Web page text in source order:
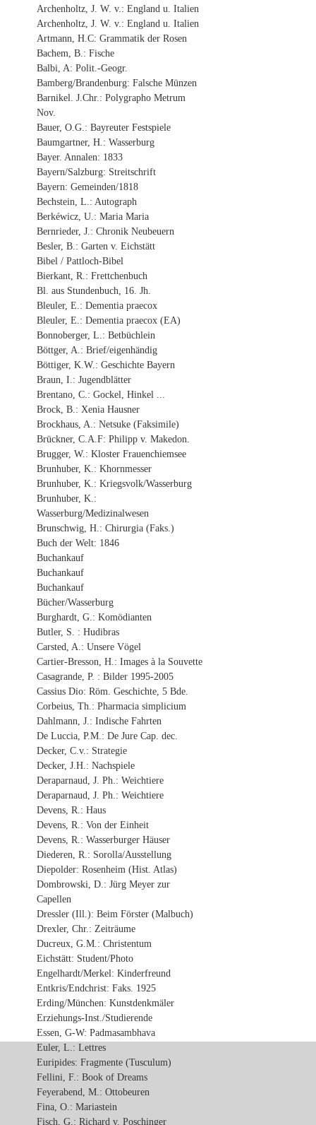
Archenholtz, J. W. v.: England u. Italien
Archenholtz, J. W. v.: England u. Italien
Artmann, H.C: Grammatik der Rosen
Bachem, B.: Fische
Balbi, A: Polit.-Geogr.
Bamberg/Brandenburg: Falsche Münzen
Barnikel. J.Chr.: Polygrapho Metrum
Nov.
Bauer, O.G.: Bayreuter Festspiele
Baumgartner, H.: Wasserburg
Bayer. Annalen: 1833
Bayern/Salzburg: Streitschrift
Bayern: Gemeinden/1818
Bechstein, L.: Autograph
Berkéwicz, U.: Maria Maria
Bernrieder, J.: Chronik Neubeuern
Besler, B.: Garten v. Eichstätt
Bibel / Pattloch-Bibel
Bierkant, R.: Frettchenbuch
Bl. aus Stundenbuch, 16. Jh.
Bleuler, E.: Dementia praecox
Bleuler, E.: Dementia praecox (EA)
Bonnoberger, L.: Betbüchlein
Böttger, A.: Brief/eigenhändig
Böttiger, K.W.: Geschichte Bayern
Braun, I.: Jugendblätter
Brentano, C.: Gockel, Hinkel ...
Brock, B.: Xenia Hausner
Brockhaus, A.: Netsuke (Faksimile)
Brückner, C.A.F: Philipp v. Makedon.
Brugger, W.: Kloster Frauenchiemsee
Brunhuber, K.: Khornmesser
Brunhuber, K.: Kriegsvolk/Wasserburg
Brunhuber, K.:
Wasserburg/Medizinalwesen
Brunschwig, H.: Chirurgia (Faks.)
Buch der Welt: 1846
Buchankauf
Buchankauf
Buchankauf
Bücher/Wasserburg
Burghardt, G.: Komödianten
Butler, S. : Hudibras
Carsted, A.: Unsere Vögel
Cartier-Bresson, H.: Images à la Souvette
Casagrande, P. : Bilder 1995-2005
Cassius Dio: Röm. Geschichte, 5 Bde.
Corbeius, Th.: Pharmacia simplicium
Dahlmann, J.: Indische Fahrten
De Luccia, P.M.: De Jure Cap. dec.
Decker, C.v.: Strategie
Decker, J.H.: Nachspiele
Deraparnaud, J. Ph.: Weichtiere
Deraparnaud, J. Ph.: Weichtiere
Devens, R.: Haus
Devens, R.: Von der Einheit
Devens, R.: Wasserburger Häuser
Diederen, R.: Sorolla/Ausstellung
Diepolder: Rosenheim (Hist. Atlas)
Dombrowski, D.: Jürg Meyer zur
Capellen
Dressler (Ill.): Beim Förster (Malbuch)
Drexler, Chr.: Zeiträume
Ducreux, G.M.: Christentum
Eichstätt: Student/Photo
Engelhardt/Merkel: Kinderfreund
Entkris/Endchrist: Faks. 1925
Erding/München: Kunstdenkmäler
Erziehungs-Inst./Studierende
Essen, G-W: Padmasambhava
Euler, L.: Lettres
Euripides: Fragmente (Tusculum)
Fellini, F.: Book of Dreams
Feyerabend, M.: Ottobeuren
Fina, O.: Mariastein
Fisch, G.: Richard v. Poschinger